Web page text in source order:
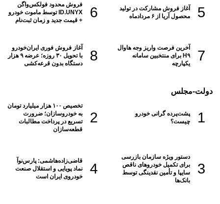
آغاز فروش مشارکت در تولید
محصول آریا از ۶ مردادماه
فروش محدود فولکس‌واگن
ID.UNYX توسط ماموت خودرو
+ قیمت جدید و زمان ثبت‌نام
آخرین فرصت واریز وجه هاوال
H۹ برای منتخبین سامانه
یکپارچه
آغاز فروش فوری ایران‌خودرو
با تحویل ۳۰ روزه؛ عرضه ۹ هزار
دستگاه بدون قرعه‌کشی
دولت-مجلس
پشت‌پرده گرانی خودرو
چیست؟
تخصیص ۱۰۰ هزار میلیارد تومان
به خودروسازان؛ ضرورت
تسریع در پرداخت مطالبات
قطعه‌سازان
دستور ویژه سازمان بازرسی
برای تکمیل خودروهای ناقص
سایپا و تأمین نقدینگی توسط
بانک‌ها
قاضی‌زاده‌هاشمی: پارس‌نوآ
نماد پویایی و استقلال صنعت
خودروی ایران است